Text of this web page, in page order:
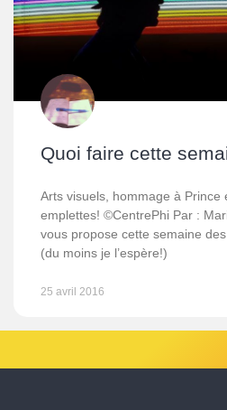
Quoi faire cette
Arts visuels, hommage à Prince
emplettes! ©CentrePhi Par :
vous propose cette semaine
(du moins je l’espère!)
25 avril 2016